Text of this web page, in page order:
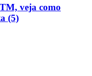
veja como
(5)